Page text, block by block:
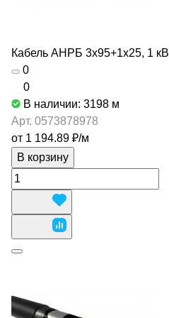
Кабель АНРБ 3х95+1х25, 1 кВ
0
0
В наличии: 3198 м
Арт. 0573878978
от 1 194.89 ₽/м
В корзину